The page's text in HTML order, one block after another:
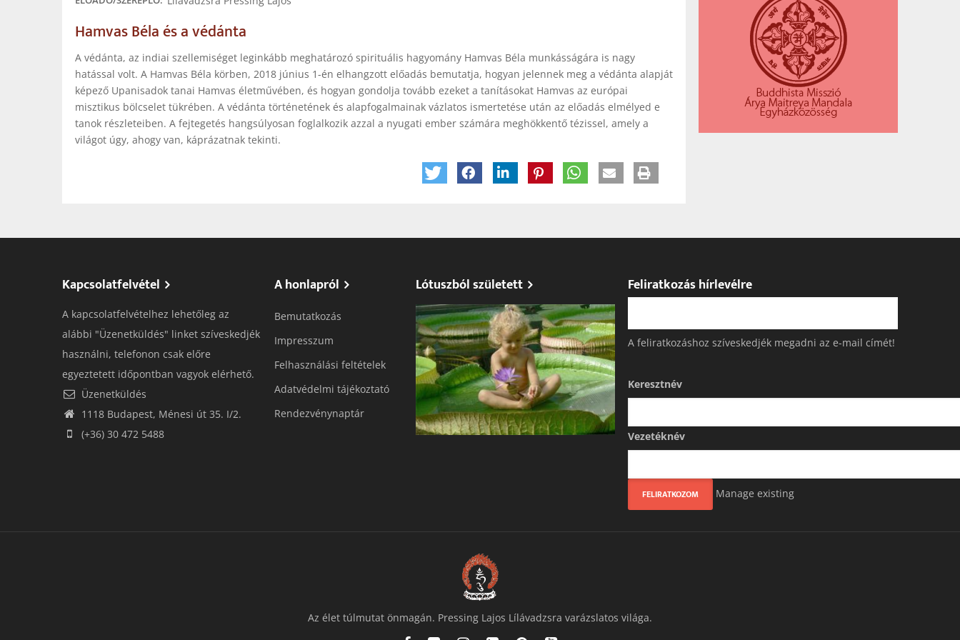
Hamvas Béla és a védánta
A védánta, az indiai szellemiséget leginkább meghatározó spirituális hagyomány Hamvas Béla munkásságára is nagy
hatással volt. A Hamvas Béla körben, 2018 június 1-én elhangzott előadás bemutatja, hogyan jelennek meg a védánta alapját
képező Upanisadok tanai Hamvas életművében, és hogyan gondolja tovább ezeket a tanításokat Hamvas az európai
misztikus bölcselet tükrében. A védánta történetének és alapfogalmainak vázlatos ismertetése után az előadás elmélyed e
tanok részleteiben. A fejtegetés hangsúlyosan foglalkozik azzal a nyugati ember számára meghökkentő tézissel, amely a
világot úgy, ahogy van, káprázatnak tekinti.
Kapcsolatfelvétel
A kapcsolatfelvételhez lehetőleg az
alábbi "Üzenetküldés" linket szíveskedjék
használni, telefonon csak előre
egyeztetett időpontban vagyok elérhető.
Üzenetküldés
1118 Budapest, Ménesi út 35. I/2.
(+36) 30 472 5488
A honlapról
Bemutatkozás
Impresszum
Felhasználási feltételek
Adatvédelmi tájékoztató​
Rendezvénynaptár
Lótuszból született Feliratkozás hírlevélre
A feliratkozáshoz szíveskedjék megadni az e-mail címét!
Keresztnév
Vezetéknév
Manage existing
Az élet túlmutat önmagán. Pressing Lajos Lílávadzsra varázslatos világa.